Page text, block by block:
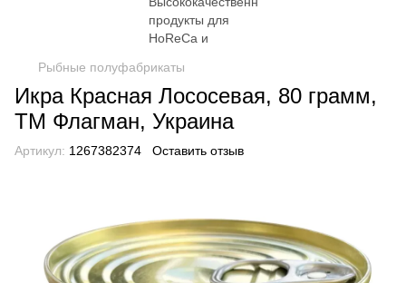
Рыбные полуфабрикаты
Икра Красная Лососевая, 80 грамм,
ТМ Флагман, Украина
Артикул: 1267382374 Оставить отзыв